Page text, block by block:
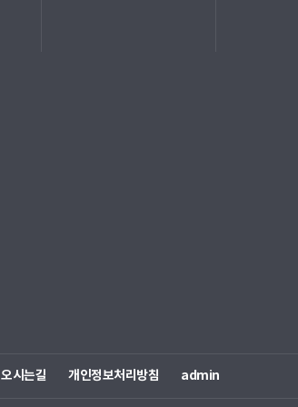
오시는길 개인정보처리방침 admin